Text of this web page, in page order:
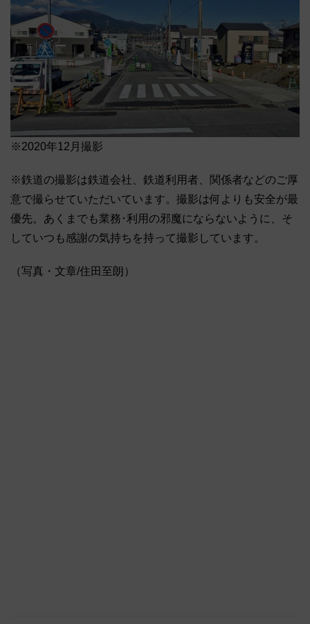
※2020年12月撮影
※鉄道の撮影は鉄道会社、鉄道利用者、関係者などのご厚
意で撮らせていただいています。撮影は何よりも安全が最
優先。あくまでも業務･利用の邪魔にならないように、そ
していつも感謝の気持ちを持って撮影しています。
（写真・文章/住田至朗）